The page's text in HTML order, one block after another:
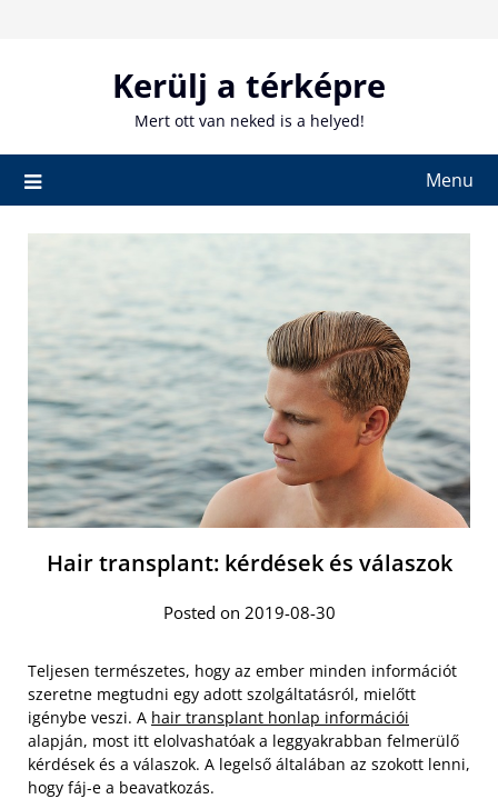
Kerülj a térképre
Mert ott van neked is a helyed!
Menu
Hair transplant: kérdések és válaszok
Posted on 2019-08-30
Teljesen természetes, hogy az ember minden információt
szeretne megtudni egy adott szolgáltatásról, mielőtt
igénybe veszi. A hair transplant honlap információi
alapján, most itt elolvashatóak a leggyakrabban felmerülő
kérdések és a válaszok. A legelső általában az szokott lenni,
hogy fáj-e a beavatkozás.